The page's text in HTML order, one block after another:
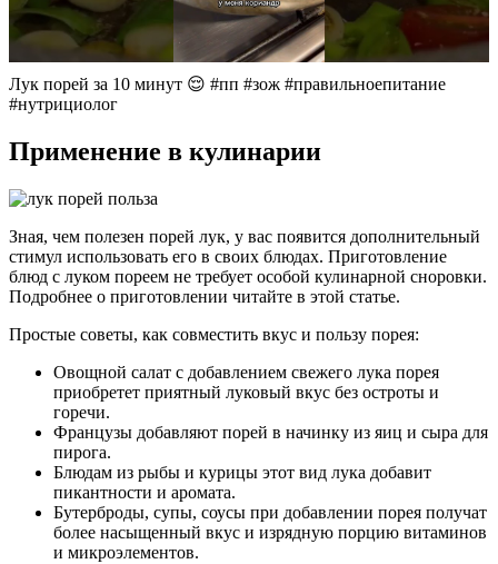
Лук порей за 10 минут 😌 #пп #зож #правильноепитание
#нутрициолог
Применение в кулинарии
Зная, чем полезен порей лук, у вас появится дополнительный
стимул использовать его в своих блюдах. Приготовление
блюд с луком пореем не требует особой кулинарной сноровки.
Подробнее о приготовлении читайте в этой статье.
Простые советы, как совместить вкус и пользу порея:
Овощной салат с добавлением свежего лука порея
приобретет приятный луковый вкус без остроты и
горечи.
Французы добавляют порей в начинку из яиц и сыра для
пирога.
Блюдам из рыбы и курицы этот вид лука добавит
пикантности и аромата.
Бутерброды, супы, соусы при добавлении порея получат
более насыщенный вкус и изрядную порцию витаминов
и микроэлементов.